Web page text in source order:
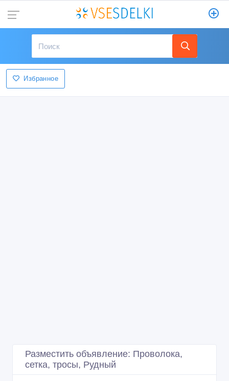
Избранное
Разместить объявление: Проволока,
сетка, тросы, Рудный